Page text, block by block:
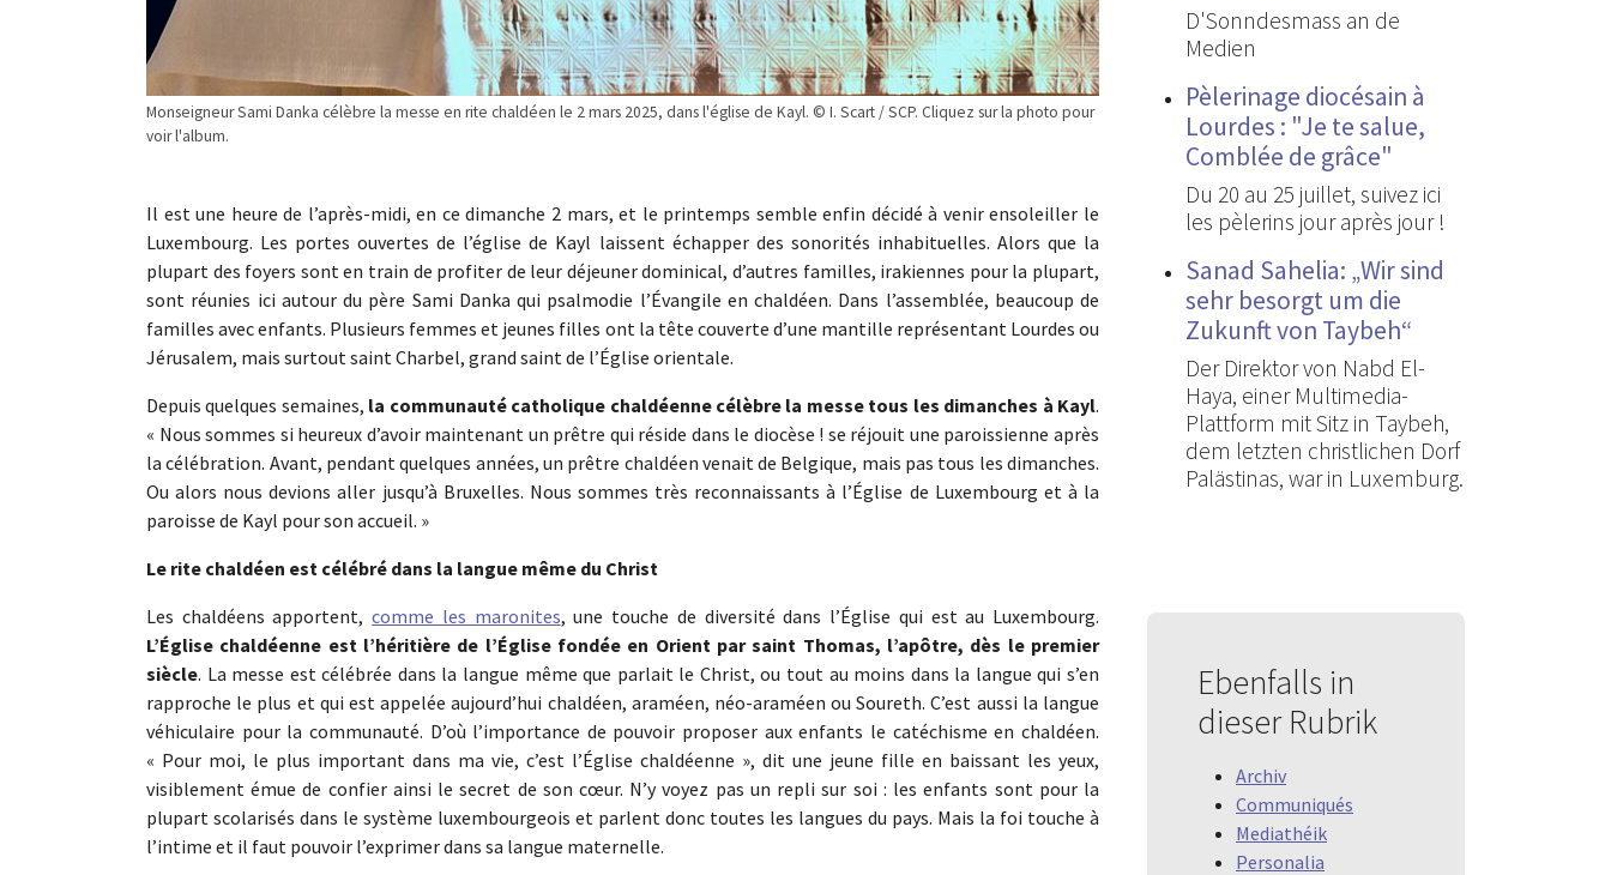
Monseigneur Sami Danka célèbre la messe en rite chaldéen le 2 mars 2025, dans l'église de Kayl. © I. Scart / SCP. Cliquez sur la photo pour
voir l'album.
Il est une heure de l’après-midi, en ce dimanche 2 mars, et le printemps semble enfin décidé à venir ensoleiller le
Luxembourg. Les portes ouvertes de l’église de Kayl laissent échapper des sonorités inhabituelles. Alors que la
plupart des foyers sont en train de profiter de leur déjeuner dominical, d’autres familles, irakiennes pour la plupart,
sont réunies ici autour du père Sami Danka qui psalmodie l’Évangile en chaldéen. Dans l’assemblée, beaucoup de
familles avec enfants. Plusieurs femmes et jeunes filles ont la tête couverte d’une mantille représentant Lourdes ou
Jérusalem, mais surtout saint Charbel, grand saint de l’Église orientale.
Depuis quelques semaines, la communauté catholique chaldéenne célèbre la messe tous les dimanches à Kayl.
« Nous sommes si heureux d’avoir maintenant un prêtre qui réside dans le diocèse ! se réjouit une paroissienne après
la célébration. Avant, pendant quelques années, un prêtre chaldéen venait de Belgique, mais pas tous les dimanches.
Ou alors nous devions aller jusqu’à Bruxelles. Nous sommes très reconnaissants à l’Église de Luxembourg et à la
paroisse de Kayl pour son accueil. »
Le rite chaldéen est célébré dans la langue même du Christ
Les chaldéens apportent,comme les maronites, une touche de diversité dans l’Église qui est au Luxembourg.
L’Église chaldéenne est l’héritière de l’Église fondée en Orient par saint Thomas, l’apôtre, dès le premier
siècle. La messe est célébrée dans la langue même que parlait le Christ, ou tout au moins dans la langue qui s’en
rapproche le plus et qui est appelée aujourd’hui chaldéen, araméen, néo-araméen ou Soureth. C’est aussi la langue
véhiculaire pour la communauté. D’où l’importance de pouvoir proposer aux enfants le catéchisme en chaldéen.
« Pour moi, le plus important dans ma vie, c’est l’Église chaldéenne », dit une jeune fille en baissant les yeux,
visiblement émue de confier ainsi le secret de son cœur. N’y voyez pas un repli sur soi : les enfants sont pour la
plupart scolarisés dans le système luxembourgeois et parlent donc toutes les langues du pays. Mais la foi touche à
l’intime et il faut pouvoir l’exprimer dans sa langue maternelle.
D'Sonndesmass an de
Medien
Pèlerinage diocésain à
Lourdes : "Je te salue,
Comblée de grâce"
Du 20 au 25 juillet, suivez ici
les pèlerins jour après jour !
Sanad Sahelia: „Wir sind
sehr besorgt um die
Zukunft von Taybeh“
Der Direktor von Nabd El-
Haya, einer Multimedia-
Plattform mit Sitz in Taybeh,
dem letzten christlichen Dorf
Palästinas, war in Luxemburg.
Ebenfalls in
dieser Rubrik
Archiv
Communiqués
Mediathéik
Personalia